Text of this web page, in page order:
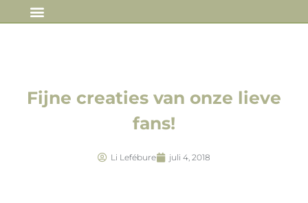
Fijne creaties van onze lieve
fans!
Li Lefébure juli 4, 2018